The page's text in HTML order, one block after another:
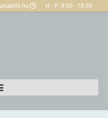
H - P: 9:00 - 18:30